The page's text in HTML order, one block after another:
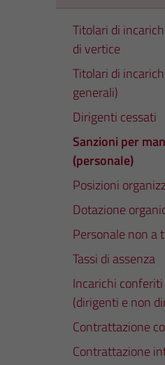
Titolari di
di vertice
Titolari di
generali)
Dirigenti cessati
Sanzioni per
(personale)
Posizioni
Dotazione
Personale non a
Tassi di assenza
Incarichi
(dirigenti e non
Contrattazione
Contrattazione